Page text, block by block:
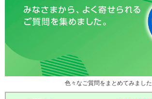
色々なご質問をまとめてみました